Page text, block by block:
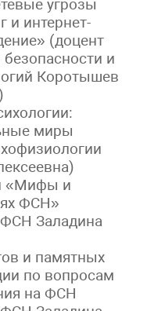
угрозы
и интернет-
(доцент
и
Коротышев
миры
«Мифы и
ФСН»
ФСН Заладина
и памятных
по вопросам
на ФСН